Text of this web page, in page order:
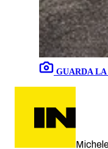
GUARDA